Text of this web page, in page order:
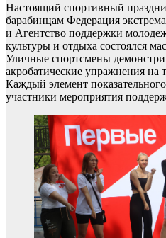
Настоящий спортивный
барабинцам Федерация
и Агентство поддержки
культуры и отдыха состоялся
Уличные спортсмены
акробатические упражнения на
Каждый элемент
участники мероприятия